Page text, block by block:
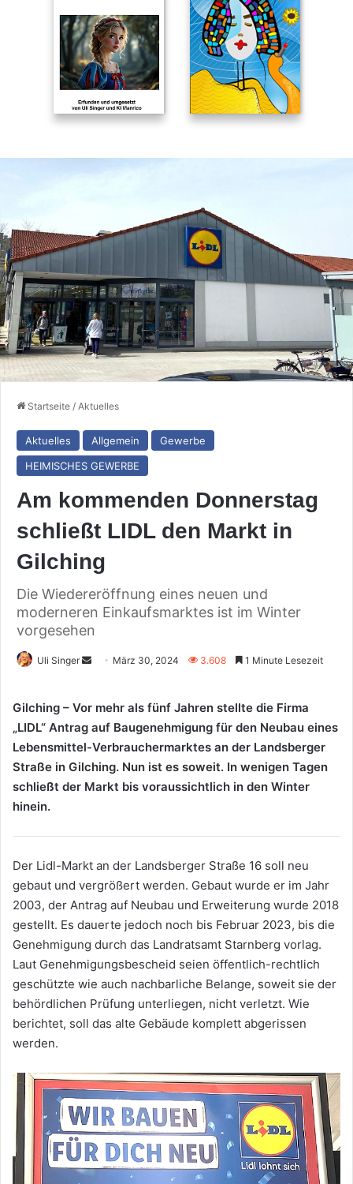
Startseite / Aktuelles
Aktuelles Allgemein
Gewerbe
HEIMISCHES GEWERBE
Am kommenden Donnerstag
schließt LIDL den Markt in
Gilching
Die Wiedereröffnung eines neuen und
moderneren Einkaufsmarktes ist im Winter
vorgesehen
Uli Singer
Sende
E-
Mail
März 30, 2024 3.608 1 Minute Lesezeit
Gilching – Vor mehr als fünf Jahren stellte die Firma
„LIDL“ Antrag auf Baugenehmigung für den Neubau eines
Lebensmittel-Verbrauchermarktes an der Landsberger
Straße in Gilching. Nun ist es soweit. In wenigen Tagen
schließt der Markt bis voraussichtlich in den Winter
hinein.
Der Lidl-Markt an der Landsberger Straße 16 soll neu
gebaut und vergrößert werden. Gebaut wurde er im Jahr
2003, der Antrag auf Neubau und Erweiterung wurde 2018
gestellt. Es dauerte jedoch noch bis Februar 2023, bis die
Genehmigung durch das Landratsamt Starnberg vorlag.
Laut Genehmigungsbescheid seien öffentlich-rechtlich
geschützte wie auch nachbarliche Belange, soweit sie der
behördlichen Prüfung unterliegen, nicht verletzt. Wie
berichtet, soll das alte Gebäude komplett abgerissen
werden.